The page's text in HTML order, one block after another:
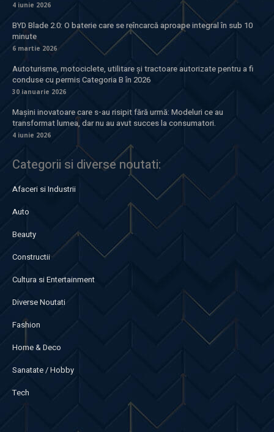
4 iunie 2026
BYD Blade 2.0: O baterie care se reîncarcă aproape integral în sub 10
minute
6 martie 2026
Autoturisme, motociclete, utilitare și tractoare autorizate pentru a fi
conduse cu permis Categoria B în 2026
30 ianuarie 2026
Mașini inovatoare care s-au risipit fără urmă: Modeluri ce au
transformat lumea, dar nu au avut succes la consumatori.
4 iunie 2026
Categorii si diverse noutati:
Afaceri si Industrii
Auto
Beauty
Constructii
Cultura si Entertainment
Diverse Noutati
Fashion
Home & Deco
Sanatate / Hobby
Tech